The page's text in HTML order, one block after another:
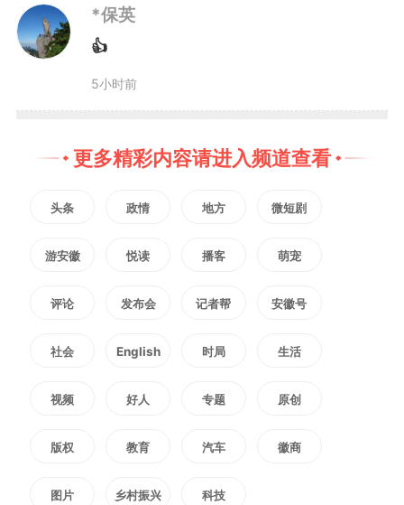
路交通“一路多方”、旅游景区“预约
分流”、大型活动“五个一”等工作机
制，全力保障群众出行游玩安全。
（记者 汤超）
编辑：
3354
版权声明：未经许可禁止以任何形式转载
*保英
👍
5小时前
更多精彩内容请进入频道查看
头条 政情 地方 微短剧
游安徽 悦读 播客 萌宠
评论 发布会 记者帮 安徽号
社会 English 时局 生活
视频 好人 专题 原创
版权 教育 汽车 徽商
图片 乡村振兴 科技